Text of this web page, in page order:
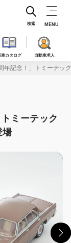
車カタログ 自動車求人
検索 MENU
年記念！」トミーテッ
ミーテック
場